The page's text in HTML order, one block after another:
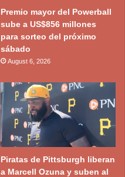
Premio mayor del Powerball
sube a US$856 millones
para sorteo del próximo
sábado
August 6, 2026
Piratas de Pittsburgh liberan
a Marcell Ozuna y suben al